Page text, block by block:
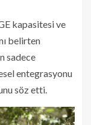
kapasitesi ve
belirten
sadece
entegrasyonu
söz etti.